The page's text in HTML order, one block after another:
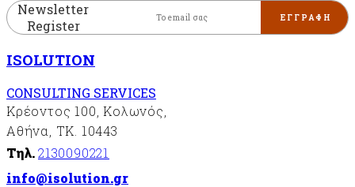
Newsletter
Register
ISOLUTION
CONSULTING SERVICES
Κρέοντος 100, Κολωνός,
Αθήνα, ΤΚ. 10443
Τηλ.2130090221
info@isolution.gr